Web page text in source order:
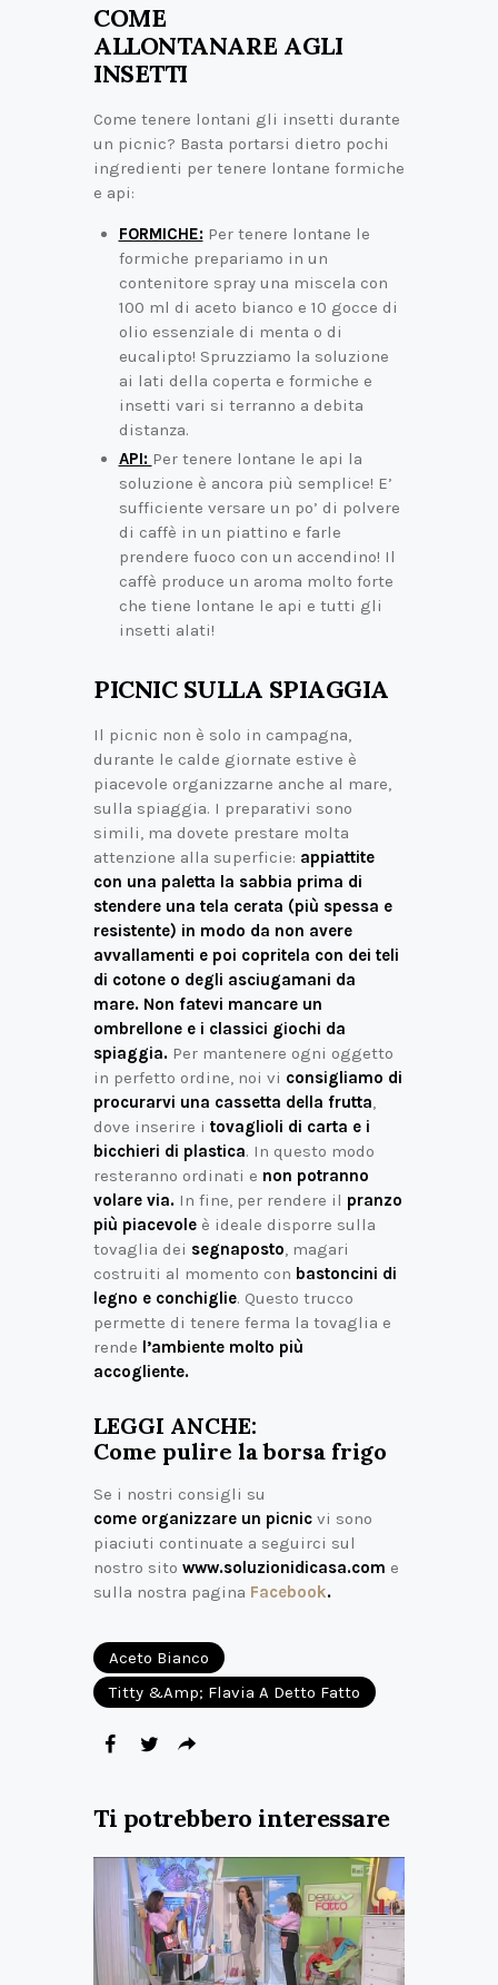
COME
ALLONTANARE AGLI
INSETTI
Come tenere lontani gli insetti durante
un picnic? Basta portarsi dietro pochi
ingredienti per tenere lontane formiche
e api:
FORMICHE:Per tenere lontane le
formiche prepariamo in un
contenitore spray una miscela con
100 ml di aceto bianco e 10 gocce di
olio essenziale di menta o di
eucalipto! Spruzziamo la soluzione
ai lati della coperta e formiche e
insetti vari si terranno a debita
distanza.
API: Per tenere lontane le api la
soluzione è ancora più semplice! E’
sufficiente versare un po’ di polvere
di caffè in un piattino e farle
prendere fuoco con un accendino! Il
caffè produce un aroma molto forte
che tiene lontane le api e tutti gli
insetti alati!
PICNIC SULLA SPIAGGIA
Il picnic non è solo in campagna,
durante le calde giornate estive è
piacevole organizzarne anche al mare,
sulla spiaggia. I preparativi sono
simili, ma dovete prestare molta
attenzione alla superficie: appiattite
con una paletta la sabbia prima di
stendere una tela cerata (più spessa e
resistente) in modo da non avere
avvallamenti e poi copritela con dei teli
di cotone o degli asciugamani da
mare. Non fatevi mancare un
ombrellone e i classici giochi da
spiaggia. Per mantenere ogni oggetto
in perfetto ordine, noi vi consigliamo di
procurarvi una cassetta della frutta,
dove inserire i tovaglioli di carta e i
bicchieri di plastica. In questo modo
resteranno ordinati e non potranno
volare via. In fine, per rendere il pranzo
più piacevole è ideale disporre sulla
tovaglia dei segnaposto, magari
costruiti al momento con bastoncini di
legno e conchiglie. Questo trucco
permette di tenere ferma la tovaglia e
rende l’ambiente molto più
accogliente.
LEGGI ANCHE:
Come pulire la borsa frigo
Se i nostri consigli su
come organizzare un picnic vi sono
piaciuti continuate a seguirci sul
nostro sito www.soluzionidicasa.com e
sulla nostra pagina Facebook.
Aceto Bianco
Titty &amp; Flavia A Detto Fatto
Ti potrebbero interessare